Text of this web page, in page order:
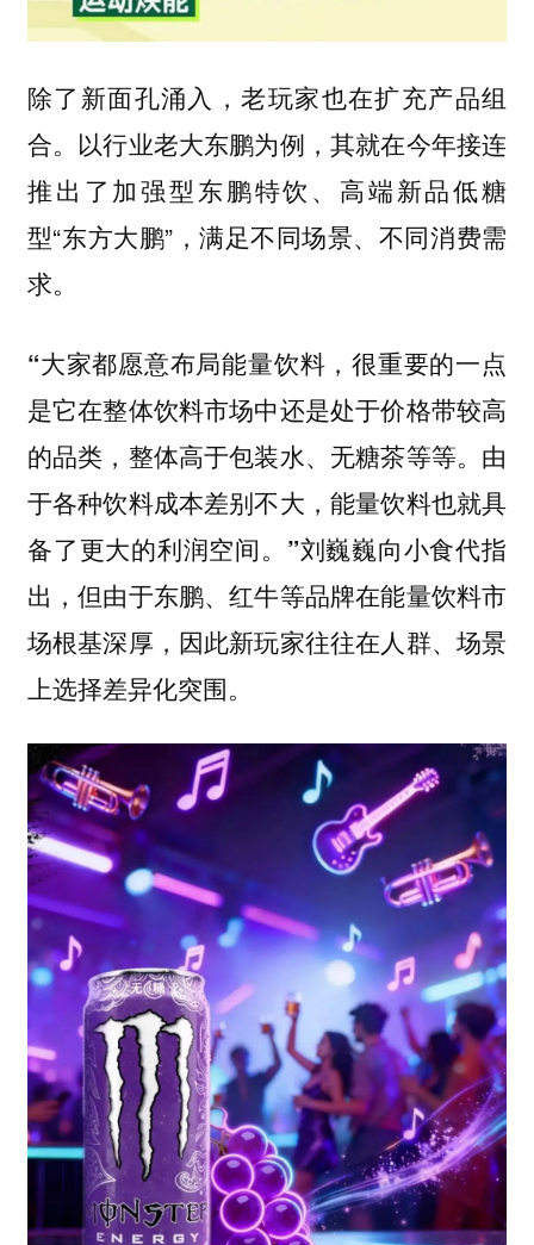
除了新面孔涌入，老玩家也在扩充产品组
合。以行业老大东鹏为例，其就在今年接连
推出了加强型东鹏特饮、高端新品低糖
型“东方大鹏”，满足不同场景、不同消费需
求。
“大家都愿意布局能量饮料，很重要的一点
是它在整体饮料市场中还是处于价格带较高
的品类，整体高于包装水、无糖茶等等。由
于各种饮料成本差别不大，能量饮料也就具
备了更大的利润空间。”刘巍巍向小食代指
出，但由于东鹏、红牛等品牌在能量饮料市
场根基深厚，因此新玩家往往在人群、场景
上选择差异化突围。